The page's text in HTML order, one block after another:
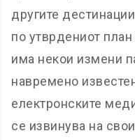
другите
по утврдениот
има некои измени
навремено
електронските
се извинува на